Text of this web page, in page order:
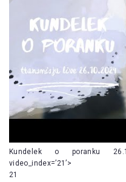
Kundelek o poranku
video_index=’21’>
21